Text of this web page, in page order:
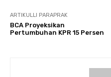
ARTIKULLI PARAPRAK
BCA Proyeksikan
Pertumbuhan KPR 15 Persen